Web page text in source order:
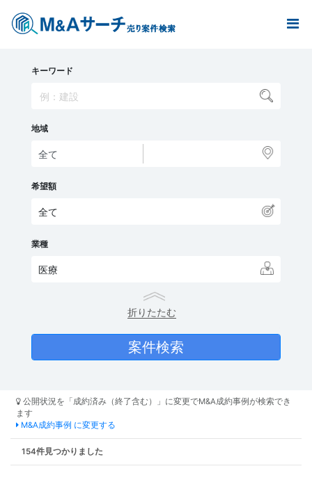
キーワード
地域
希望額
全て
業種
医療
折りたたむ
公開状況を「成約済み（終了含む）」に変更でM&A成約事例が検索でき
ます
M&A成約事例 に変更する
154件見つかりました